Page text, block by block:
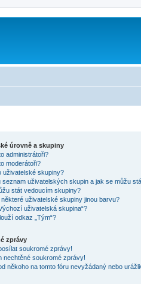
úrovně a skupiny
administrátoři?
moderátoři?
uživatelské skupiny?
seznam uživatelských skupin a jak se můžu
stát vedoucím skupiny?
některé uživatelské skupiny jinou barvu?
uživatelská skupina“?
odkaz „Tým“?
zprávy
soukromé zprávy!
nechtěné soukromé zprávy!
někoho na tomto fóru nevyžádaný nebo